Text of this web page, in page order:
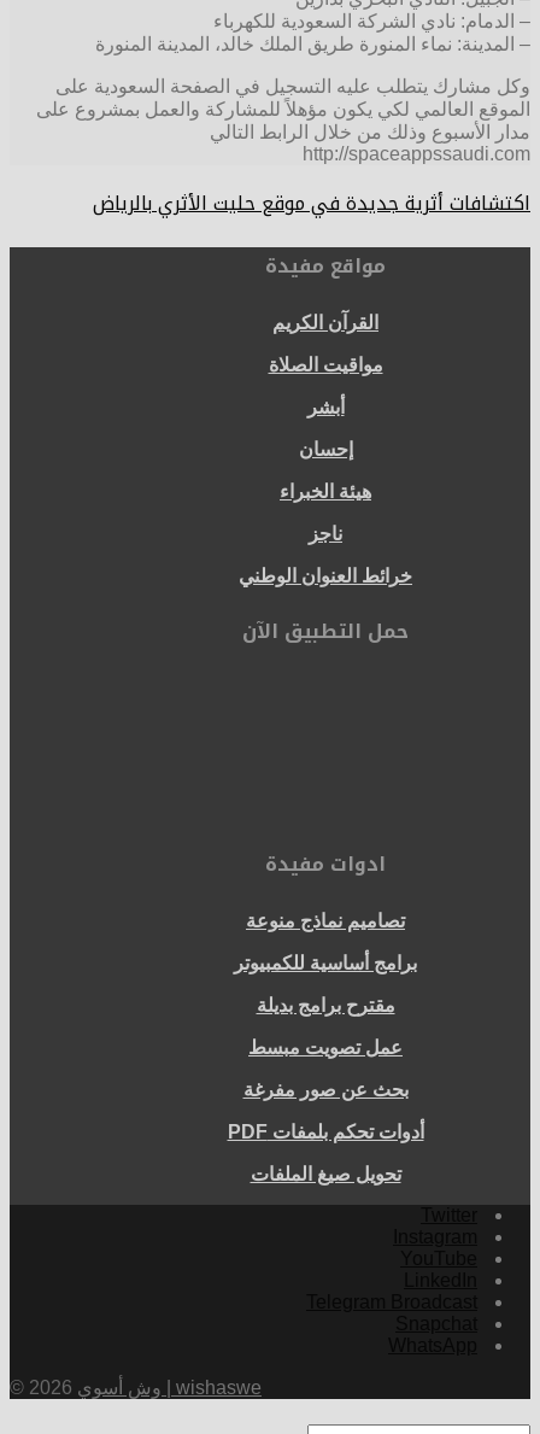
– الدمام: نادي الشركة السعودية للكهرباء
– المدينة: نماء المنورة طريق الملك خالد، المدينة المنورة
وكل مشارك يتطلب عليه التسجيل في الصفحة السعودية على
الموقع العالمي لكي يكون مؤهلاً للمشاركة والعمل بمشروع على
مدار الأسبوع وذلك من خلال الرابط التالي
http://spaceappssaudi.com
اكتشافات أثرية جديدة في موقع حليت الأثري بالرياض
مواقع مفيدة
القرآن الكريم
مواقيت الصلاة
أبشر
إحسان
هيئة الخبراء
ناجز
خرائط العنوان الوطني
حمل التطبيق الآن
ادوات مفيدة
تصاميم نماذج منوعة
برامج أساسية للكمبيوتر
مقترح برامج بديلة
عمل تصويت مبسط
بحث عن صور مفرغة
أدوات تحكم بلمفات PDF
تحويل صيغ الملفات
© 2026 وش أسوي | wishaswe